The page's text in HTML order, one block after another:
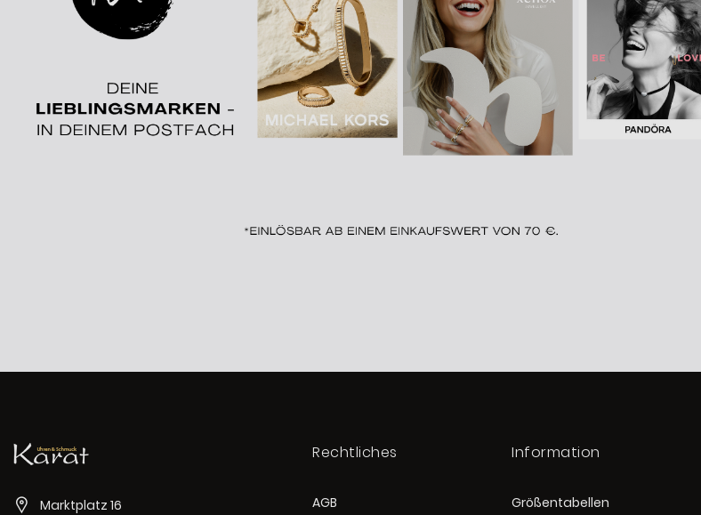
Marktplatz 16
Rechtliches
AGB
Information
Größentabellen